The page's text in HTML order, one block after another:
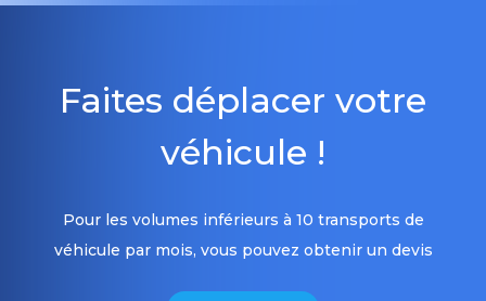
Faites déplacer votre
véhicule !
Pour les volumes inférieurs à 10 transports de
véhicule par mois, vous pouvez obtenir un devis